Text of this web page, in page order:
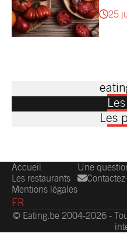
25
Les
Accueil
Les restaurants
Mentions légales
Une
FR
© Eating.be 2004-2026 -